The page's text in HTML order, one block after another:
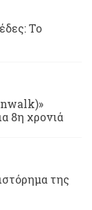
Το
8η χρονιά
της